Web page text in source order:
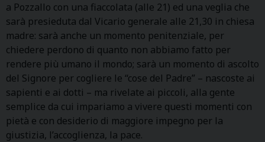
a Pozzallo con una fiaccolata (alle 21) ed una veglia che
sarà presieduta dal Vicario generale alle 21,30 in chiesa
madre: sarà anche un momento penitenziale, per
chiedere perdono di quanto non abbiamo fatto per
rendere più umano il mondo; sarà un momento di ascolto
del Signore per cogliere le “cose del Padre” – nascoste ai
sapienti e ai dotti – ma rivelate ai piccoli, alla gente
semplice da cui impariamo a vivere questi momenti con
pietà e con desiderio di maggiore impegno per la
giustizia, l’accoglienza, la pace.